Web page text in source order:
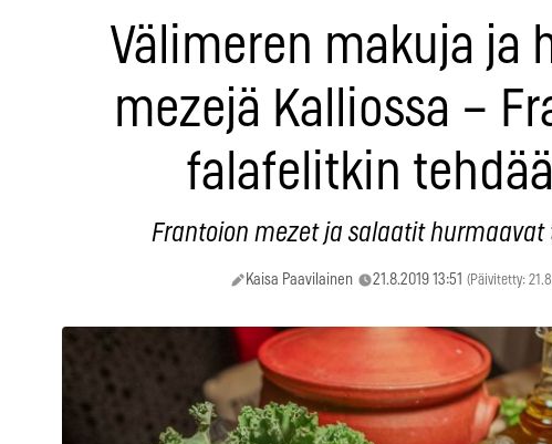
Välimeren makuja ja
mezejä Kalliossa –
falafelitkin
Frantoion mezet ja salaatit hurmaavat
Kaisa Paavilainen 21.8.2019 13:51 (Päivitetty: